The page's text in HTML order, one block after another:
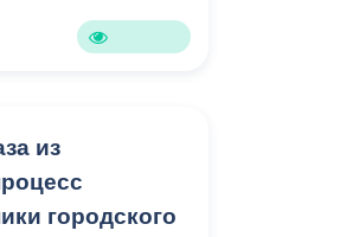
из
городского